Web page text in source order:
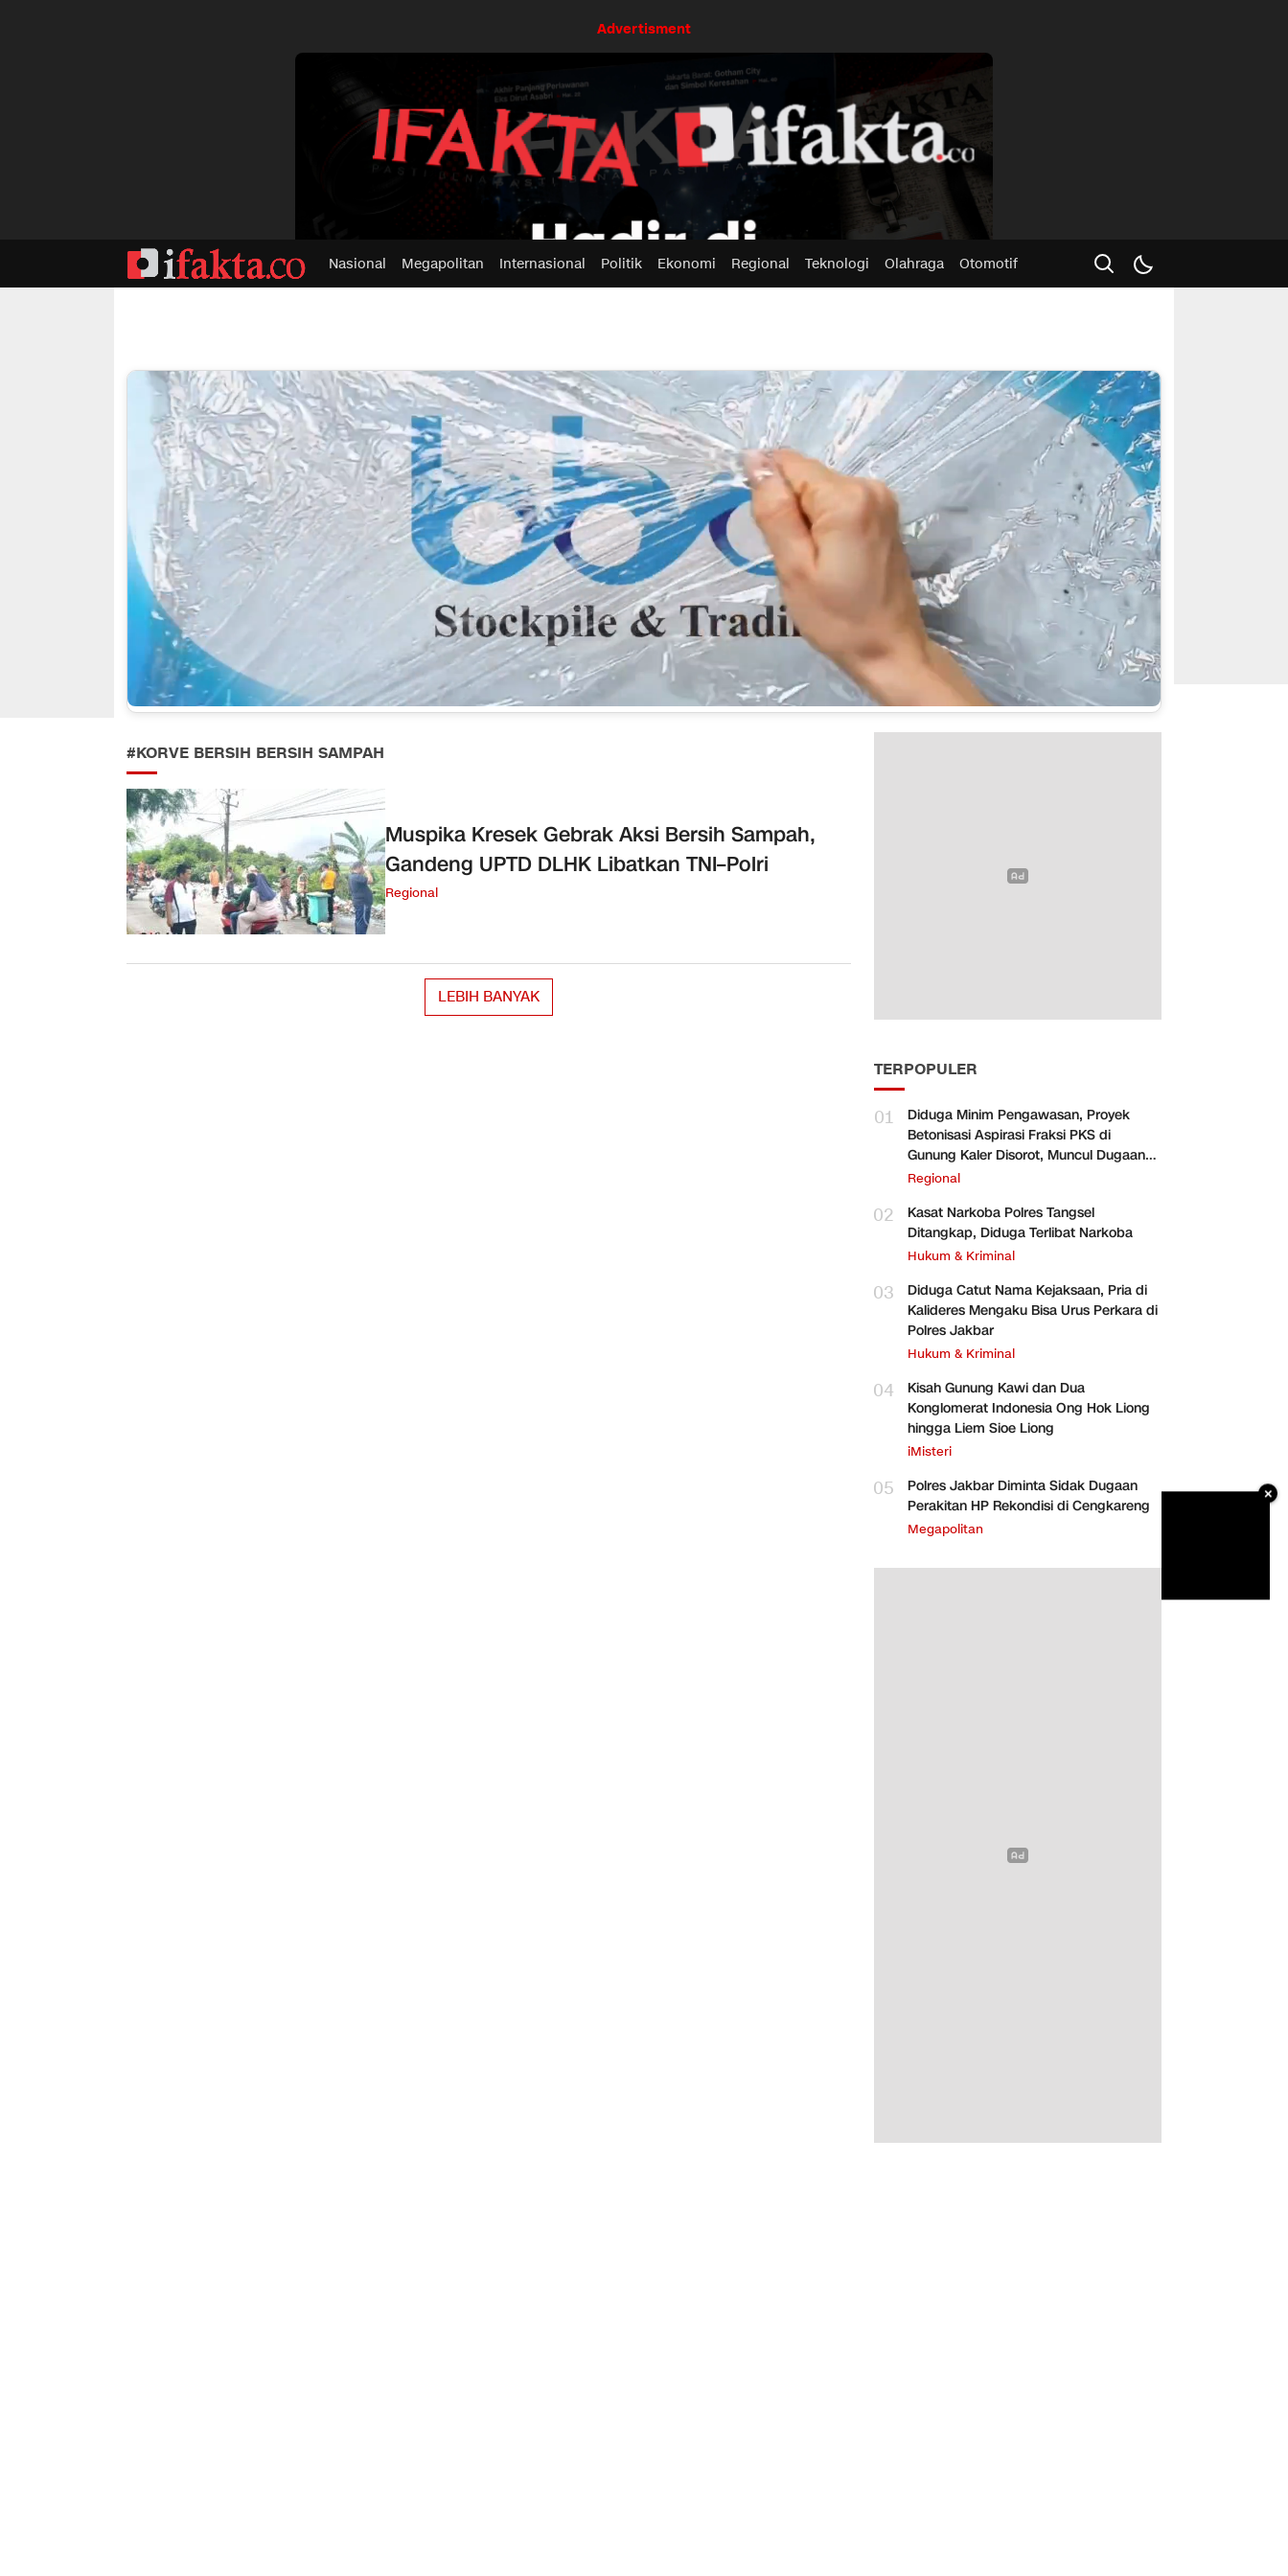
Advertisment
Nasional Megapolitan Internasional Politik Ekonomi Regional Teknologi Olahraga Otomotif
#KORVE BERSIH BERSIH SAMPAH
Muspika Kresek Gebrak Aksi Bersih Sampah,
Gandeng UPTD DLHK Libatkan TNI–Polri
Regional
LEBIH BANYAK
TERPOPULER
01
Diduga Minim Pengawasan, Proyek
Betonisasi Aspirasi Fraksi PKS di
Gunung Kaler Disorot, Muncul Dugaan
Pengurangan Volume
Regional
02
Kasat Narkoba Polres Tangsel
Ditangkap, Diduga Terlibat Narkoba
Hukum & Kriminal
03
Diduga Catut Nama Kejaksaan, Pria di
Kalideres Mengaku Bisa Urus Perkara di
Polres Jakbar
Hukum & Kriminal
04
Kisah Gunung Kawi dan Dua
Konglomerat Indonesia Ong Hok Liong
hingga Liem Sioe Liong
iMisteri
05
Polres Jakbar Diminta Sidak Dugaan
Perakitan HP Rekondisi di Cengkareng
Megapolitan
×